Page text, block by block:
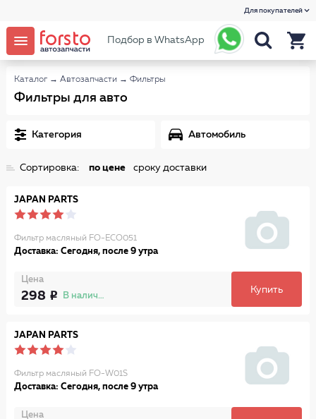
Для покупателей
Подбор в WhatsApp
Каталог → Автозапчасти → Фильтры
Фильтры для авто
Категория Автомобиль
Сортировка: по цене сроку доставки
JAPAN PARTS
Фильтр масляный FO-ECO051
Доставка: Сегодня, после 9 утра
Цена
298 В наличии
Купить
JAPAN PARTS
Фильтр масляный FO-W01S
Доставка: Сегодня, после 9 утра
Цена